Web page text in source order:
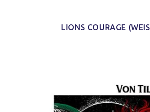
LIONS COURAGE